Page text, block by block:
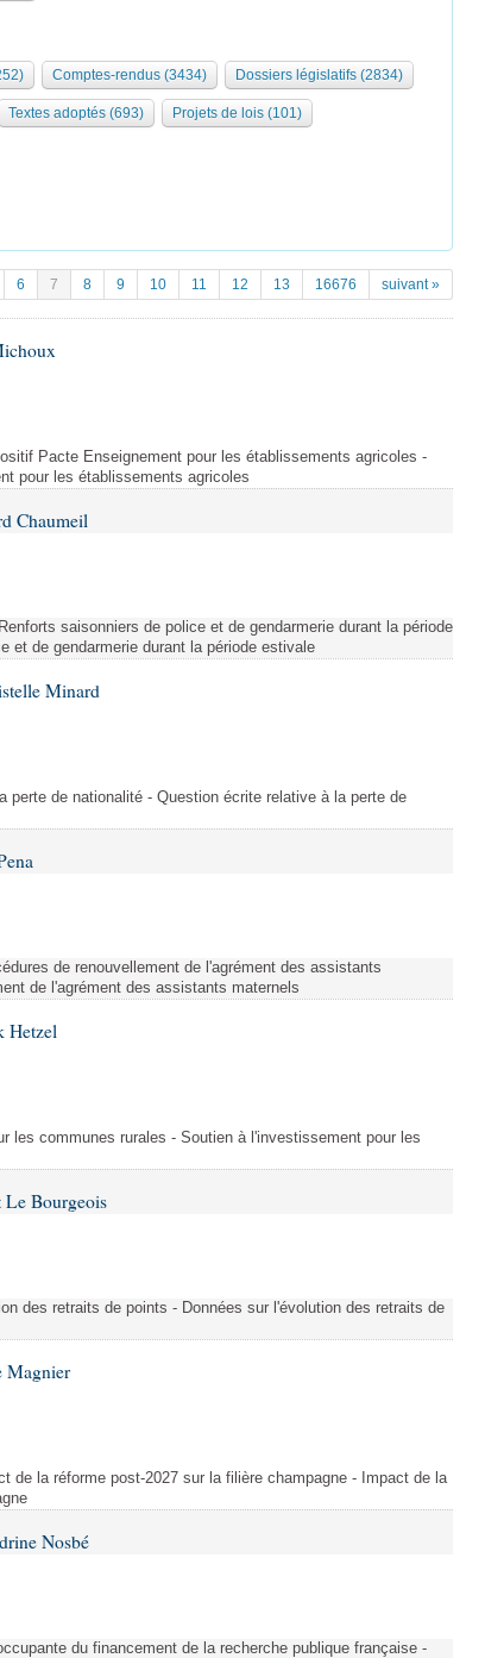
Comptes-rendus (3434) Dossiers législatifs (2834)
Textes adoptés (693) Projets de lois (101)
6 7 8 9 10 11 12 13 16676 suivant »
Pacte Enseignement pour les établissements agricoles -
pour les établissements agricoles
Chaumeil
saisonniers de police et de gendarmerie durant la période
et de gendarmerie durant la période estivale
Minard
perte de nationalité - Question écrite relative à la perte de
de renouvellement de l'agrément des assistants
de l'agrément des assistants maternels
Hetzel
les communes rurales - Soutien à l'investissement pour les
Le Bourgeois
des retraits de points - Données sur l'évolution des retraits de
Magnier
de la réforme post-2027 sur la filière champagne - Impact de la
Nosbé
du financement de la recherche publique française -